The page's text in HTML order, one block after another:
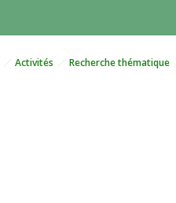
Activités Recherche thématique